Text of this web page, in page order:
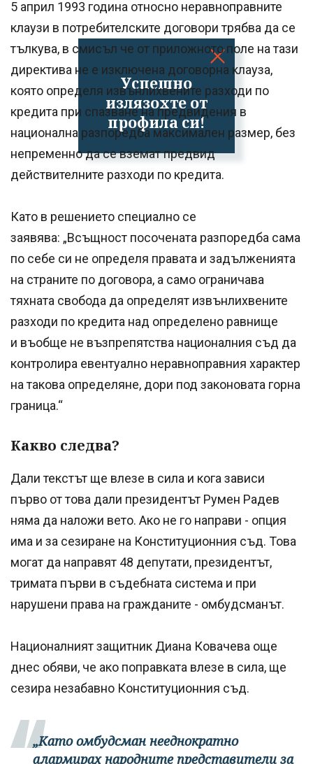
Успешно
излязохте от
профила си!
5 април 1993 година относно неравноправните
клаузи в потребителските договори трябва да се
тълкува, в смисъл че от приложното поле на тази
директива не е изключена договорна клауза,
която определя извънлихвените разходи по
кредита при спазване на предвидения в
национална разпоредба максимален размер, без
непременно да се вземат предвид
действителните разходи по кредита.
Като в решението специално се
заявява: „Всъщност посочената разпоредба сама
по себе си не определя правата и задълженията
на страните по договора, а само ограничава
тяхната свобода да определят извънлихвените
разходи по кредита над определено равнище
и въобще не възпрепятства националния съд да
контролира евентуално неравноправния характер
на такова определяне, дори под законовата горна
граница.“
Какво следва?
Дали текстът ще влезе в сила и кога зависи
първо от това дали президентът Румен Радев
няма да наложи вето. Ако не го направи - опция
има и за сезиране на Конституционния съд. Това
могат да направят 48 депутати, президентът,
тримата първи в съдебната система и при
нарушени права на гражданите - омбудсманът.
Националният защитник Диана Ковачева още
днес обяви, че ако поправката влезе в сила, ще
сезира незабавно Конституционния съд.
„Като омбудсман нееднократно
алармирах народните представители за